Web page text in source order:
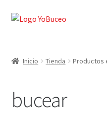
Ir
navegación
Ir
VIAJES Y ACTIVIDADES
Inicio Tienda Productos
bucear